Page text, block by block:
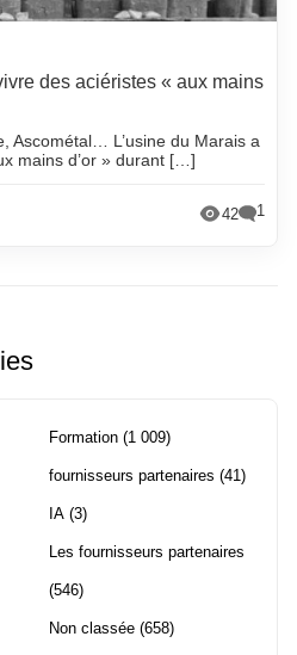
des aciéristes « aux mains
Ascométal… L’usine du Marais a
mains d’or » durant […]
42 1
Formation (1 009)
fournisseurs partenaires (41)
IA (3)
Les fournisseurs partenaires
(546)
Non classée (658)